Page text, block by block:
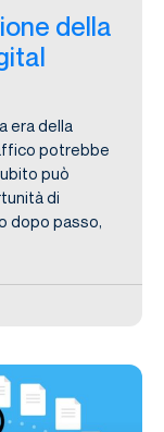
della
era della
potrebbe
può
di
dopo passo,